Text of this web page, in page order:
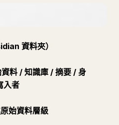
資料夾）
料 / 知識庫 / 摘要 / 身
入者
始資料層級